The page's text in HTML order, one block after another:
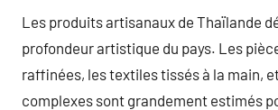
Les produits artisanaux de Thaïlande
profondeur artistique du pays. Les
raffinées, les textiles tissés à la main,
complexes sont grandement estimés